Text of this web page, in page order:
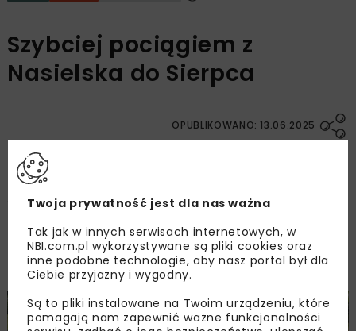
Szybciej pociągiem z
Nasielska do Sierpca
OPUBLIKOWANO: 13.06.2025
Już od 15 czerwca 2025 r. podróżni pojadą
szybciej na linii kolejowej nr 27 (LK27) pomiędzy
Polskich Linii Kolejowych (PLK) podróż skróci się
o ok. 25 minut.
Twoja prywatność jest dla nas ważna
Tak jak w innych serwisach internetowych, w
NBI.com.pl wykorzystywane są pliki cookies oraz
inne podobne technologie, aby nasz portal był dla
Ciebie przyjazny i wygodny.
Są to pliki instalowane na Twoim urządzeniu, które
pomagają nam zapewnić ważne funkcjonalności